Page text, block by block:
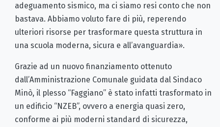
adeguamento sismico, ma ci siamo resi conto che non
bastava. Abbiamo voluto fare di più, reperendo
ulteriori risorse per trasformare questa struttura in
una scuola moderna, sicura e all’avanguardia».
Grazie ad un nuovo finanziamento ottenuto
dall’Amministrazione Comunale guidata dal Sindaco
Minò, il plesso “Faggiano” è stato infatti trasformato in
un edificio “NZEB”, ovvero a energia quasi zero,
conforme ai più moderni standard di sicurezza,